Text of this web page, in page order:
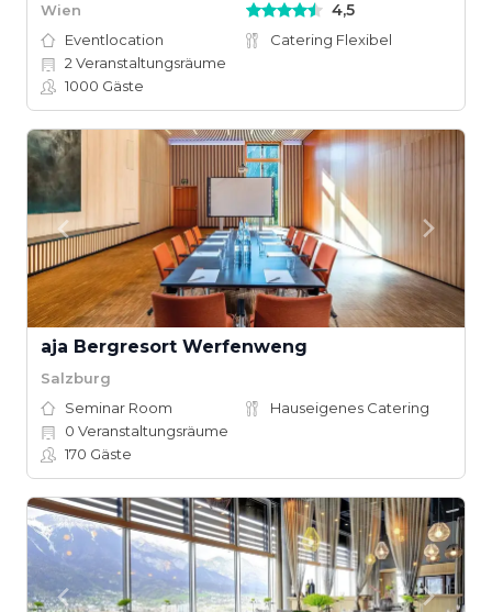
Wien 4,5
Eventlocation
Catering Flexibel
2 Veranstaltungsräume
1000 Gäste
aja Bergresort Werfenweng
Salzburg
Seminar Room
Hauseigenes Catering
0 Veranstaltungsräume
170 Gäste